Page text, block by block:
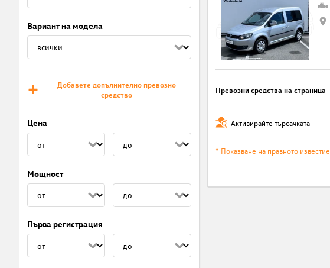
Вариант на модела
Добавете допълнително превозно
средство
Цена
Мощност
Първа регистрация
Превозни средства на страница
Активирайте търсачката
* Показване на правното известие